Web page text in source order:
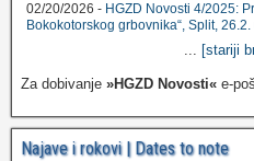
02/20/2026 - HGZD Novosti 4/2025:
Bokokotorskog grbovnika“, Split, 26.2.
... [stariji
Za dobivanje »HGZD Novosti« e-
Najave i rokovi | Dates to note